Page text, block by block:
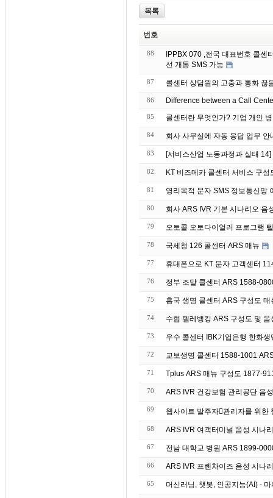
목록
번호
88
IPPBX 070 ,전국 대표번호 콜센
선 개통 SMS 가능
87 콜센터 상담원의 고충과 통화 끊
86 Difference between a Call
85 콜센터란 무엇인가? 기업 개인
84 회사 사무실에 자동
83 [서비스산업 노동과정과 실태
82 KT 비즈메카 콜센터 서비스 구성
81 영리목적 문자
80 회사 ARS IVR 기본 시나리오 음
79 오토콜 오토다이얼러 프로그램
78 국세청 126 콜센터 ARS 매뉴
77 휴대폰으로 KT 문자 고객센터
76 정부 조달 콜센터 ARS 1588-
75 흥국 생명 콜센터 ARS 구성도
74 수협 텔레뱅킹 ARS 구성도 및
73 우수 콜센터 IBK기업
72 교보생명 콜센터 1588-1001
71 Tplus ARS 매뉴 구성도 1877-
70 ARS IVR 건강보험 관리공단 음
69
68 ARS IVR 여객터미널 음성 시나
67 전남 대학교 병원 ARS 1899-
66 ARS IVR 프렌차이즈 음성 시나
65 머신러닝, 챗봇, 인공지능(AI) -